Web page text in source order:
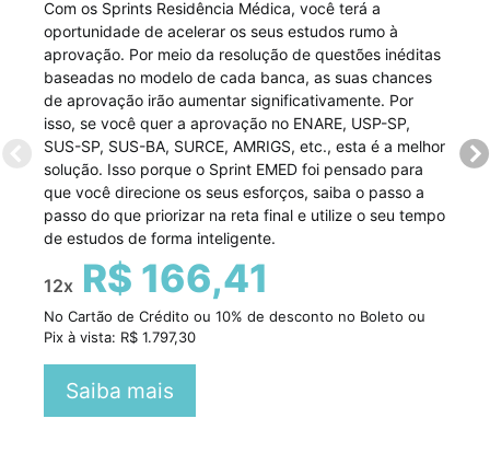
Com os Sprints Residência Médica, você terá a
oportunidade de acelerar os seus estudos rumo à
aprovação. Por meio da resolução de questões inéditas
baseadas no modelo de cada banca, as suas chances
de aprovação irão aumentar significativamente. Por
isso, se você quer a aprovação no ENARE, USP-SP,
SUS-SP, SUS-BA, SURCE, AMRIGS, etc., esta é a melhor
solução. Isso porque o Sprint EMED foi pensado para
que você direcione os seus esforços, saiba o passo a
passo do que priorizar na reta final e utilize o seu tempo
de estudos de forma inteligente.
12x R$ 166,41
No Cartão de Crédito ou 10% de desconto no Boleto ou
Pix à vista: R$ 1.797,30
Saiba mais